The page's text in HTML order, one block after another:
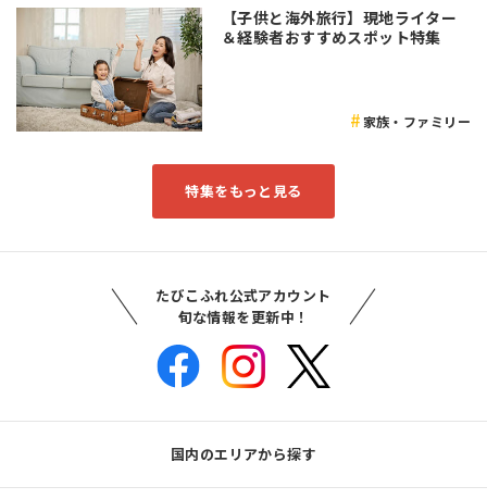
【子供と海外旅行】現地ライター
＆経験者おすすめスポット特集
家族・ファミリー
特集をもっと見る
たびこふれ公式アカウント
旬な情報を更新中！
国内のエリアから探す